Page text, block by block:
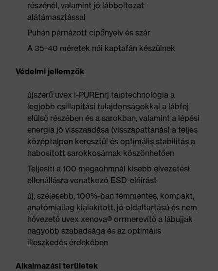
részénél, valamint jó lábboltozat-
alátámasztással
Puhán párnázott cipőnyelv és szár
A 35–40 méretek női kaptafán készülnek
Védelmi jellemzők
újszerű uvex i-PUREnrj talptechnológia a
legjobb csillapítási tulajdonságokkal a lábfej
elülső részében és a sarokban, valamint a lépési
energia jó visszaadása (visszapattanás) a teljes
középtalpon keresztül és optimális stabilitás a
habosított sarokkosárnak köszönhetően
Teljesíti a 100 megaohmnál kisebb elvezetési
ellenállásra vonatkozó ESD-előírást
új, szélesebb, 100%-ban fémmentes, kompakt,
anatómiailag kialakított, jó oldaltartású és nem
hővezető uvex xenova® orrmerevítő a lábujjak
nagyobb szabadsága és az optimális
illeszkedés érdekében
Alkalmazási területek